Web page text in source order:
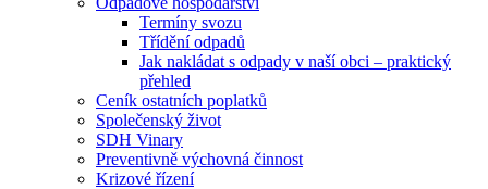
Termíny svozu
Třídění odpadů
Jak nakládat s odpady v naší obci – praktický
přehled
Ceník ostatních poplatků
Společenský život
SDH Vinary
Preventivně výchovná činnost
Krizové řízení